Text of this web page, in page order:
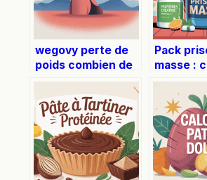
wegovy perte de
poids combien de
faut vraiment
savoir
Pack
masse :
bien
résultats